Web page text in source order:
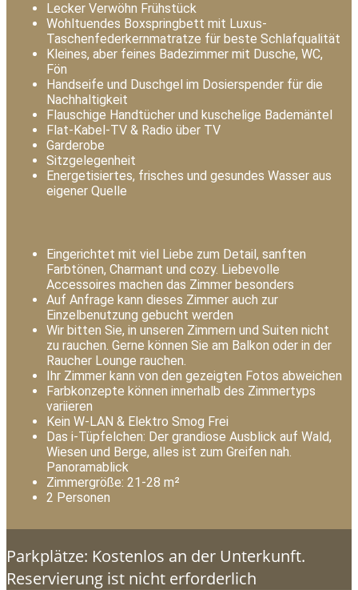
Lecker Verwöhn Frühstück
Wohltuendes Boxspringbett mit Luxus-
Taschenfederkernmatratze für beste Schlafqualität
Kleines, aber feines Badezimmer mit Dusche, WC,
Fön
Handseife und Duschgel im Dosierspender für die
Nachhaltigkeit
Flauschige Handtücher und kuschelige Bademäntel
Flat-Kabel-TV & Radio über TV
Garderobe
Sitzgelegenheit
Energetisiertes, frisches und gesundes Wasser aus
eigener Quelle
Eingerichtet mit viel Liebe zum Detail, sanften
Farbtönen, Charmant und cozy. Liebevolle
Accessoires machen das Zimmer besonders
Auf Anfrage kann dieses Zimmer auch zur
Einzelbenutzung gebucht werden
Wir bitten Sie, in unseren Zimmern und Suiten nicht
zu rauchen. Gerne können Sie am Balkon oder in der
Raucher Lounge rauchen.
Ihr Zimmer kann von den gezeigten Fotos abweichen
Farbkonzepte können innerhalb des Zimmertyps
variieren
Kein W-LAN & Elektro Smog Frei
Das i-Tüpfelchen: Der grandiose Ausblick auf Wald,
Wiesen und Berge, alles ist zum Greifen nah.
Panoramablick
Zimmergröße: 21-28 m²
2 Personen
Parkplätze: Kostenlos an der Unterkunft.
Reservierung ist nicht erforderlich